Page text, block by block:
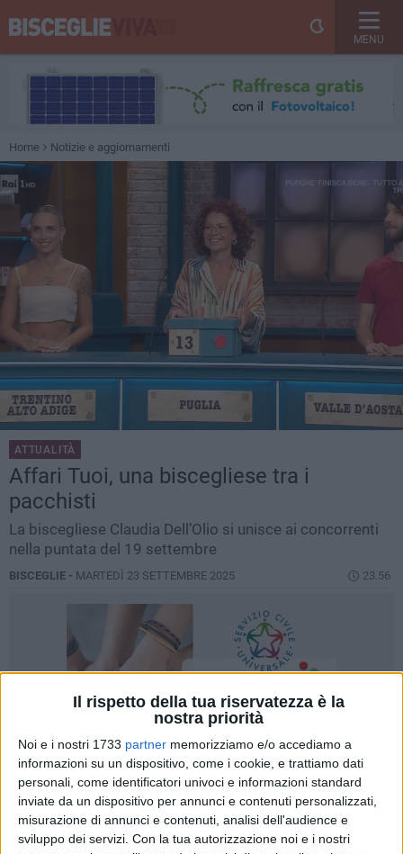
Il rispetto della tua riservatezza è la
nostra priorità
Noi e i nostri 1733 partner memorizziamo e/o accediamo a
informazioni su un dispositivo, come i cookie, e trattiamo dati
personali, come identificatori univoci e informazioni standard
inviate da un dispositivo per annunci e contenuti personalizzati,
misurazione di annunci e contenuti, analisi dell'audience e
sviluppo dei servizi. Con la tua autorizzazione noi e i nostri
MENU
Home Notizie e aggiornamenti
ATTUALITÀ
Affari Tuoi, una biscegliese tra i
pacchisti
La biscegliese Claudia Dell’Olio si unisce ai concorrenti
nella puntata del 19 settembre
BISCEGLIE - MARTEDÌ 23 SETTEMBRE 2025 23.56